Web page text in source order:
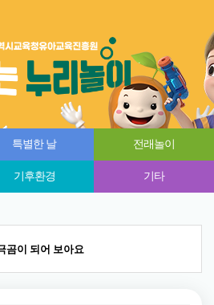
특별한 날 전래놀이
기후환경 기타
곰이 되어 보아요